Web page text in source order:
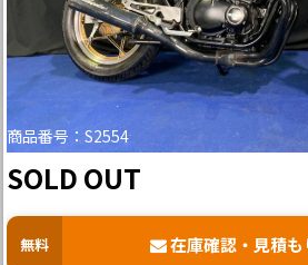
商品番号：S2554
SOLD OUT
無料 在庫確認・見積